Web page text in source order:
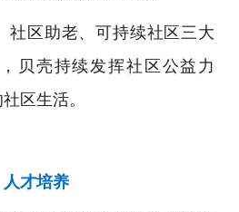
区助老、可持续社区三大
贝壳持续发挥社区公益力
区生活。
才培养